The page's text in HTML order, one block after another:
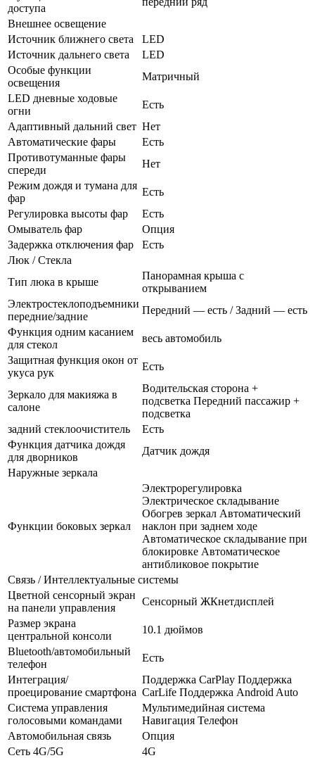
доступа
Внешнее освещение
Источник ближнего света
LED
Источник дальнего света
LED
Особые функции
освещения
Матричный
LED дневные ходовые
огни
Есть
Адаптивный дальний свет Нет
Автоматические фары
Есть
Противотуманные фары
спереди
Нет
Режим дождя и тумана для
фар
Есть
Регулировка высоты фар
Есть
Омыватель фар
Опция
Задержка отключения фар
Есть
Люк / Стекла
Тип люка в крыше
Панорамная крыша с
открыванием
Электростеклоподъемники
передние/задние
Передний — есть / Задний — есть
Функция одним касанием
для стекол
весь автомобиль
Защитная функция окон от
укуса рук
Есть
Зеркало для макияжа в
салоне
Водительская сторона +
подсветка Передний пассажир +
подсветка
задний стеклоочиститель
Есть
Функция датчика дождя
для дворников
Датчик дождя
Наружные зеркала
Функции боковых зеркал
Электрорегулировка
Электрическое складывание
Обогрев зеркал Автоматический
наклон при заднем ходе
Автоматическое складывание при
блокировке Автоматическое
антибликовое покрытие
Связь / Интеллектуальные системы
Цветной сенсорный экран
на панели управления
Сенсорный ЖКнетдисплей
Размер экрана
центральной консоли
10.1 дюймов
Bluetooth/автомобильный
телефон
Есть
Интеграция/
проецирование смартфона
Поддержка CarPlay Поддержка
CarLife Поддержка Android Auto
Система управления
голосовыми командами
Мультимедийная система
Навигация Телефон
Автомобильная связь
Опция
Сеть 4G/5G
4G